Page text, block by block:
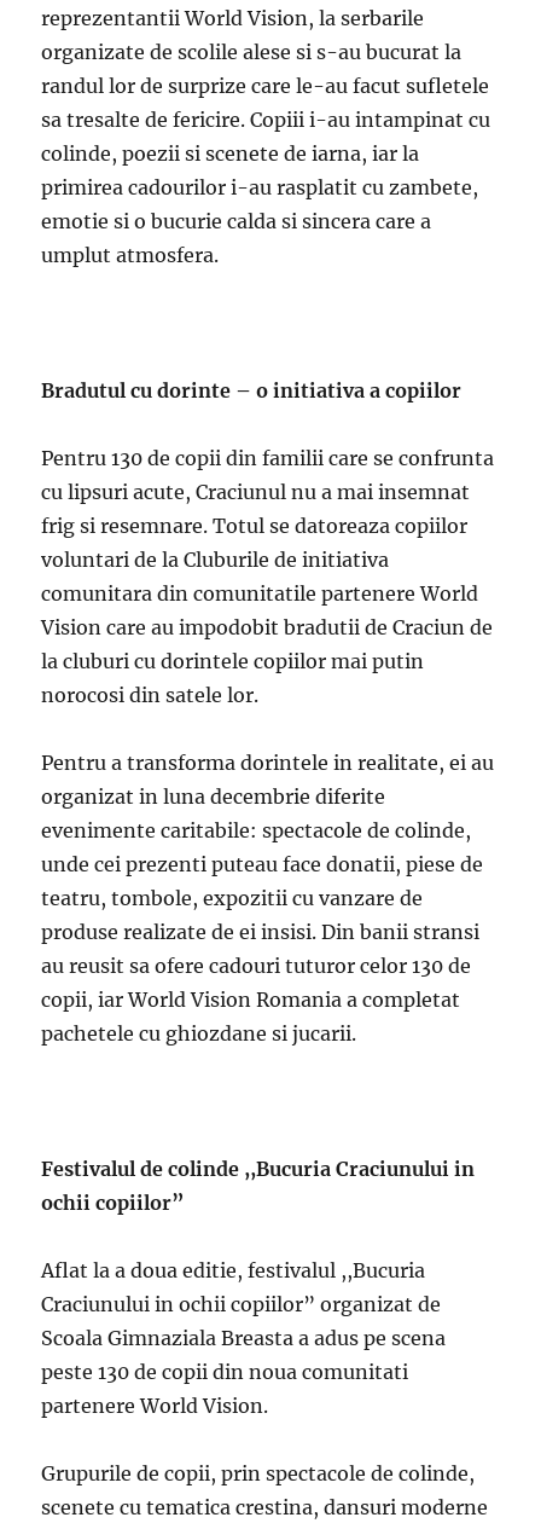
reprezentantii World Vision, la serbarile
organizate de scolile alese si s-au bucurat la
randul lor de surprize care le-au facut sufletele
sa tresalte de fericire. Copiii i-au intampinat cu
colinde, poezii si scenete de iarna, iar la
primirea cadourilor i-au rasplatit cu zambete,
emotie si o bucurie calda si sincera care a
umplut atmosfera.
Bradutul cu dorinte – o initiativa a copiilor
Pentru 130 de copii din familii care se confrunta
cu lipsuri acute, Craciunul nu a mai insemnat
frig si resemnare. Totul se datoreaza copiilor
voluntari de la Cluburile de initiativa
comunitara din comunitatile partenere World
Vision care au impodobit bradutii de Craciun de
la cluburi cu dorintele copiilor mai putin
norocosi din satele lor.
Pentru a transforma dorintele in realitate, ei au
organizat in luna decembrie diferite
evenimente caritabile: spectacole de colinde,
unde cei prezenti puteau face donatii, piese de
teatru, tombole, expozitii cu vanzare de
produse realizate de ei insisi. Din banii stransi
au reusit sa ofere cadouri tuturor celor 130 de
copii, iar World Vision Romania a completat
pachetele cu ghiozdane si jucarii.
Festivalul de colinde ,,Bucuria Craciunului in
ochii copiilor”
Aflat la a doua editie, festivalul ,,Bucuria
Craciunului in ochii copiilor” organizat de
Scoala Gimnaziala Breasta a adus pe scena
peste 130 de copii din noua comunitati
partenere World Vision.
Grupurile de copii, prin spectacole de colinde,
scenete cu tematica crestina, dansuri moderne